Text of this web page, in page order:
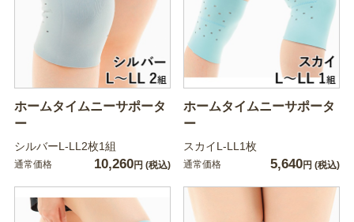
ホームタイムニーサポータ
ー
シルバーL-LL2枚1組
通常価格 10,260円 (税込)
ホームタイムニーサポータ
ー
スカイL-LL1枚
通常価格 5,640円 (税込)